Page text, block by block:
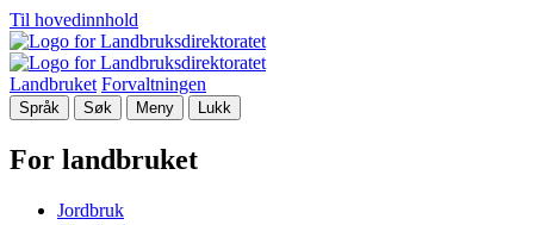
Til hovedinnhold
Landbruket Forvaltningen
Språk Søk Meny Lukk
For landbruket
Jordbruk